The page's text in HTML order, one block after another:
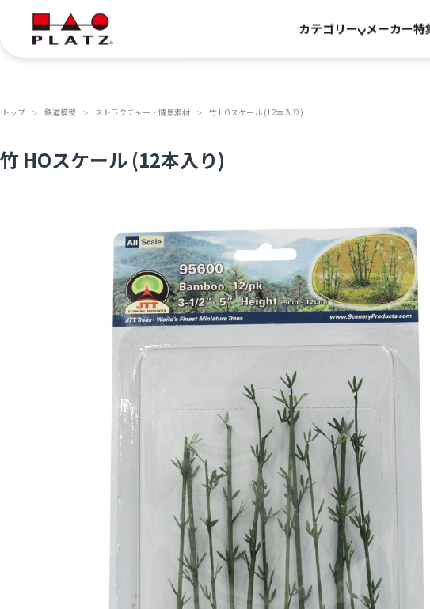
カテゴリー メーカー特
トップ ＞ 鉄道模型 ＞ ストラクチャー・情景素材 ＞ 竹 HOスケール (12本入り)
竹 HOスケール (12本入り)